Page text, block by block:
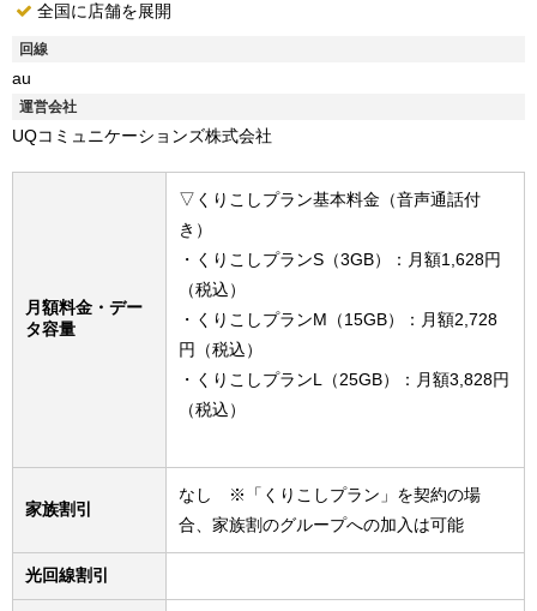
全国に店舗を展開
回線
au
運営会社
UQコミュニケーションズ株式会社
月額料金・デー
タ容量
▽くりこしプラン基本料金（音声通話付
き）
・くりこしプランS（3GB）：月額1,628円
（税込）
・くりこしプランM（15GB）：月額2,728
円（税込）
・くりこしプランL（25GB）：月額3,828円
（税込）
家族割引
なし ※「くりこしプラン」を契約の場
合、家族割のグループへの加入は可能
光回線割引